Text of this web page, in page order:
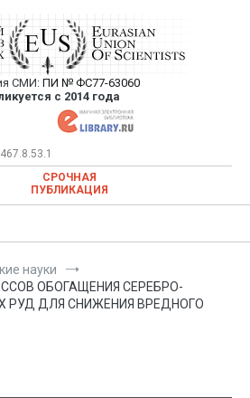
Союз Ученых —
научных статей в
научном журнале
СМИ: ПИ № ФС77-63060
с 2014 года
— публикация научных статей в
научном журнале
СРОЧНАЯ
ПУБЛИКАЦИЯ
науки
ОБОГАЩЕНИЯ СЕРЕБРО-
РУД ДЛЯ СНИЖЕНИЯ ВРЕДНОГО